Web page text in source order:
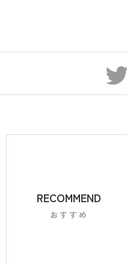
RECOMMEND
おすすめ